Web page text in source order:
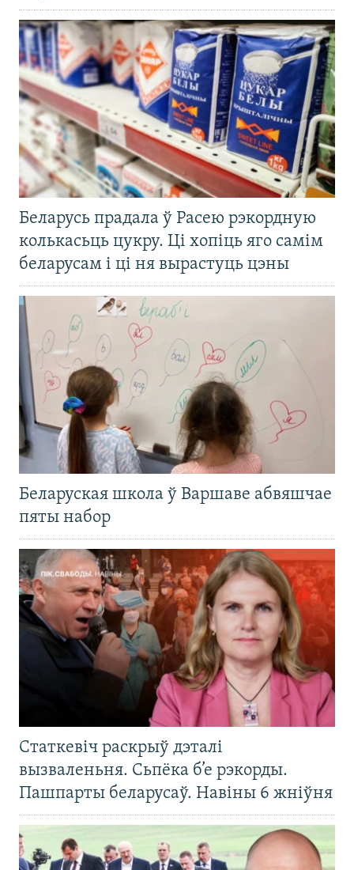
Беларусь прадала ў Расею рэкордную
колькасьць цукру. Ці хопіць яго самім
беларусам і ці ня вырастуць цэны
Беларуская школа ў Варшаве абвяшчае
пяты набор
Статкевіч раскрыў дэталі
вызваленьня. Сьпёка б’е рэкорды.
Пашпарты беларусаў. Навіны 6 жніўня